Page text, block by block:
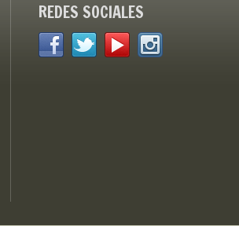
REDES SOCIALES